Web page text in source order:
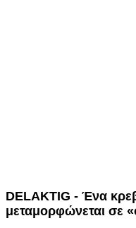
DELAKTIG - Ένα
μεταμορφώνεται σε